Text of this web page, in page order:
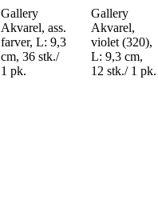
Gallery
Akvarel, ass.
farver, L: 9,3
cm, 36 stk./
1 pk.
Gallery
Akvarel,
violet (320),
L: 9,3 cm,
12 stk./ 1 pk.